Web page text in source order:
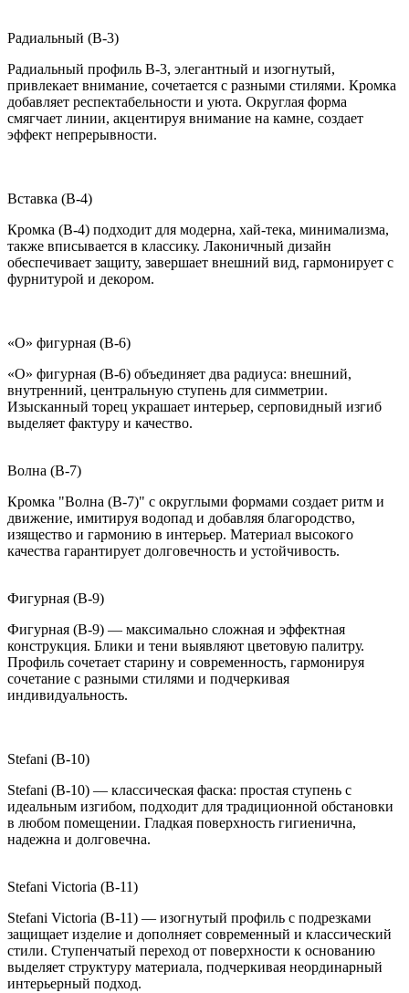
Радиальный (B-3)
Радиальный профиль B-3, элегантный и изогнутый,
привлекает внимание, сочетается с разными стилями. Кромка
добавляет респектабельности и уюта. Округлая форма
смягчает линии, акцентируя внимание на камне, создает
эффект непрерывности.
Вставка (B-4)
Кромка (B-4) подходит для модерна, хай-тека, минимализма,
также вписывается в классику. Лаконичный дизайн
обеспечивает защиту, завершает внешний вид, гармонирует с
фурнитурой и декором.
«О» фигурная (B-6)
«О» фигурная (B-6) объединяет два радиуса: внешний,
внутренний, центральную ступень для симметрии.
Изысканный торец украшает интерьер, серповидный изгиб
выделяет фактуру и качество.
Волна (B-7)
Кромка "Волна (B-7)" с округлыми формами создает ритм и
движение, имитируя водопад и добавляя благородство,
изящество и гармонию в интерьер. Материал высокого
качества гарантирует долговечность и устойчивость.
Фигурная (B-9)
Фигурная (B-9) — максимально сложная и эффектная
конструкция. Блики и тени выявляют цветовую палитру.
Профиль сочетает старину и современность, гармонируя
сочетание с разными стилями и подчеркивая
индивидуальность.
Stefani (B-10)
Stefani (B-10) — классическая фаска: простая ступень с
идеальным изгибом, подходит для традиционной обстановки
в любом помещении. Гладкая поверхность гигиенична,
надежна и долговечна.
Stefani Victoria (B-11)
Stefani Victoria (B-11) — изогнутый профиль с подрезками
защищает изделие и дополняет современный и классический
стили. Ступенчатый переход от поверхности к основанию
выделяет структуру материала, подчеркивая неординарный
интерьерный подход.